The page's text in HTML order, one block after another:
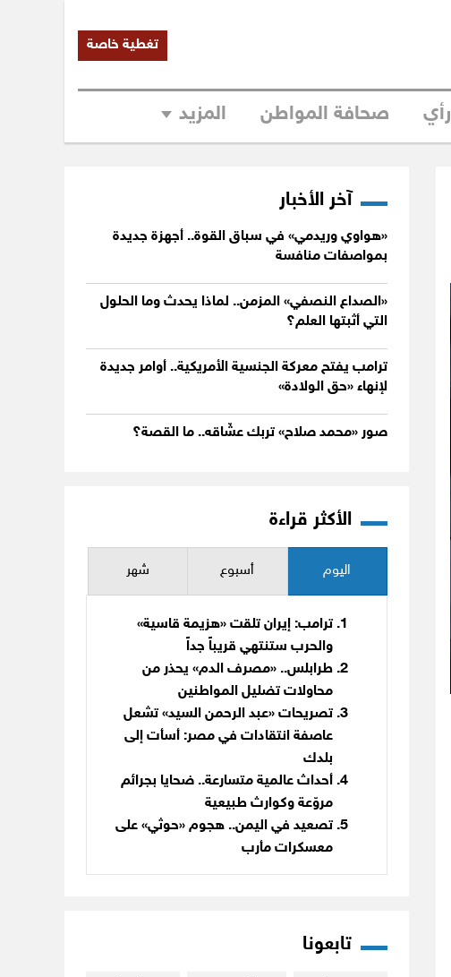
تغطية خاصة
رأي صحافة المواطن المزيد
آخر الأخبار
«هواوي وريدمي» في سباق القوة.. أجهزة جديدة
بمواصفات منافسة
«الصداع النصفي» المزمن.. لماذا يحدث وما الحلول
التي أثبتها العلم؟
ترامب يفتح معركة الجنسية الأمريكية.. أوامر جديدة
لإنهاء «حق الولادة»
صور «محمد صلاح» تربك عشّاقه.. ما القصة؟
الأكثر قراءة
اليوم أسبوع شهر
ترامب: إيران تلقت «هزيمة قاسية»
والحرب ستنتهي قريباً جداً
طرابلس.. «مصرف الدم» يحذر من
محاولات تضليل المواطنين
تصريحات «عبد الرحمن السيد» تشعل
عاصفة انتقادات في مصر: أسأت إلى
بلدك
أحداث عالمية متسارعة.. ضحايا بجرائم
مروّعة وكوارث طبيعية
تصعيد في اليمن.. هجوم «حوثي» على
معسكرات مأرب
تابعونا